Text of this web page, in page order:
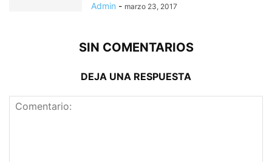
Admin - marzo 23, 2017
SIN COMENTARIOS
DEJA UNA RESPUESTA